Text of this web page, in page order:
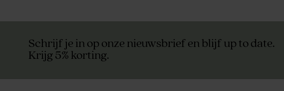
Schrijf je in op onze nieuwsbrief en blijf up to date.
Krijg 5% korting.